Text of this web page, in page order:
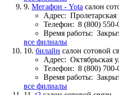
9. Мегафон - Yota салон
Адрес:
Телефон: 8 (800) 550-
Время работы:
все филиалы
10. билайн салон сотовой
Адрес: Октябрьская
Телефон: 8 (800) 700-
Время работы:
все филиалы